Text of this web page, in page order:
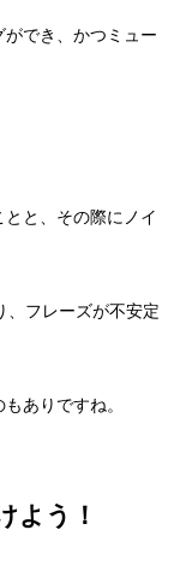
でき、かつミュー
と、その際にノイ
、フレーズが不安定
ありですね。
よう！